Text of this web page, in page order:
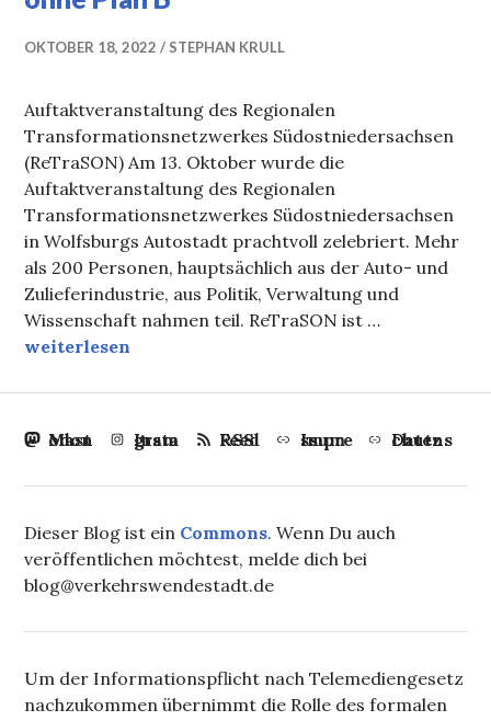
OKTOBER 18, 2022 STEPHAN KRULL
Auftaktveranstaltung des Regionalen
Transformationsnetzwerkes Südostniedersachsen
(ReTraSON) Am 13. Oktober wurde die
Auftaktveranstaltung des Regionalen
Transformationsnetzwerkes Südostniedersachsen
in Wolfsburgs Autostadt prachtvoll zelebriert. Mehr
als 200 Personen, hauptsächlich aus der Auto- und
Zulieferindustrie, aus Politik, Verwaltung und
Wissenschaft nahmen teil. ReTraSON ist …
Die Autoindustrie rüstet auf – ohne Plan B
weiterlesen
Mastodon Instagram RSS Feed Impressum Datenschutz
Dieser Blog ist ein Commons. Wenn Du auch
veröffentlichen möchtest, melde dich bei
blog@verkehrswendestadt.de
Um der Informationspflicht nach Telemediengesetz
nachzukommen übernimmt die Rolle des formalen